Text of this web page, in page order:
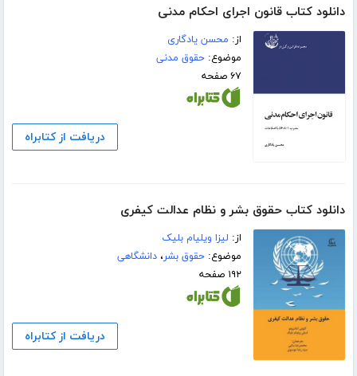
دانلود کتاب قانون اجرای احکام مدنی
از: محسن یادگاری
موضوع:حقوق مدنی
۶۷ صفحه
دریافت از کتابراه
دانلود کتاب حقوق بشر و نظام عدالت کیفری
از: لیزا ویلیام بلیک
موضوع:حقوق بشر،دانشگاهی
۱۹۲ صفحه
دریافت از کتابراه